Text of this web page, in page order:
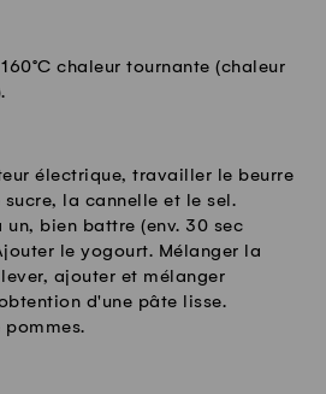
chaleur tournante (chaleur
électrique, travailler le beurre
la cannelle et le sel.
bien battre (env. 30 sec
le yogourt. Mélanger la
ajouter et mélanger
d'une pâte lisse.
pommes.